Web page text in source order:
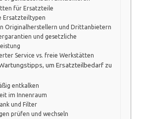
für Ersatzteile
Ersatzteiltypen
Originalherstellern und Drittanbietern
und gesetzliche
Service vs. freie Werkstätten
um Ersatzteilbedarf zu
entkalken
im Innenraum
und Filter
prüfen und wechseln